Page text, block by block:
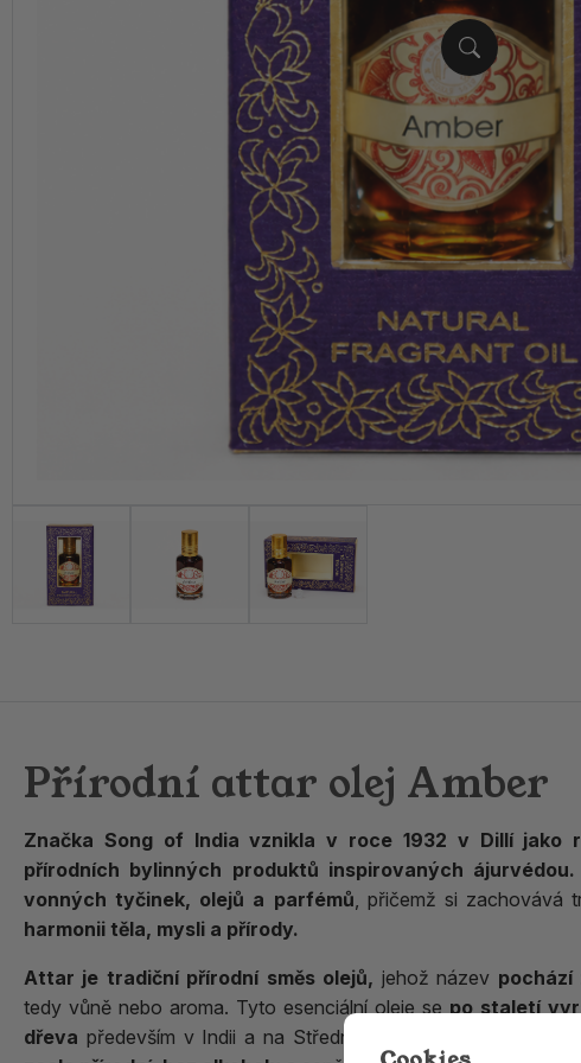
Přírodní attar olej Amber
Značka Song of India vznikla v roce 1932 v Dillí jako
přírodních bylinných produktů inspirovaných ájurvédou.
vonných tyčinek, olejů a parfémů, přičemž si zachovává
harmonii těla, mysli a přírody.
Attar je tradiční přírodní směs olejů, jehož název pochází
tedy vůně nebo aroma. Tyto esenciální oleje sepo staletí
dřeva především v Indii a na Středním východě. Na rozdíl od